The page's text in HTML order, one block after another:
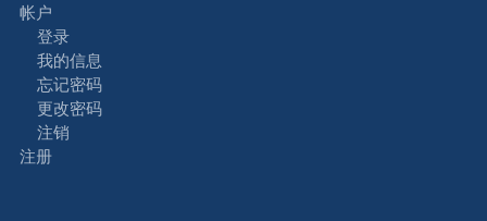
帐户
登录
我的信息
忘记密码
更改密码
注销
注册